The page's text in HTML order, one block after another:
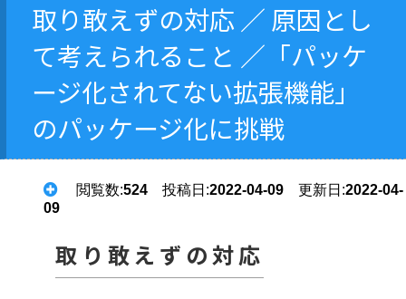
取り敢えずの対応 ／ 原因とし
て考えられること ／「パッケ
ージ化されてない拡張機能」
のパッケージ化に挑戦
閲覧数:524 投稿日:2022-04-09 更新日:2022-04-
09
取り敢えずの対応